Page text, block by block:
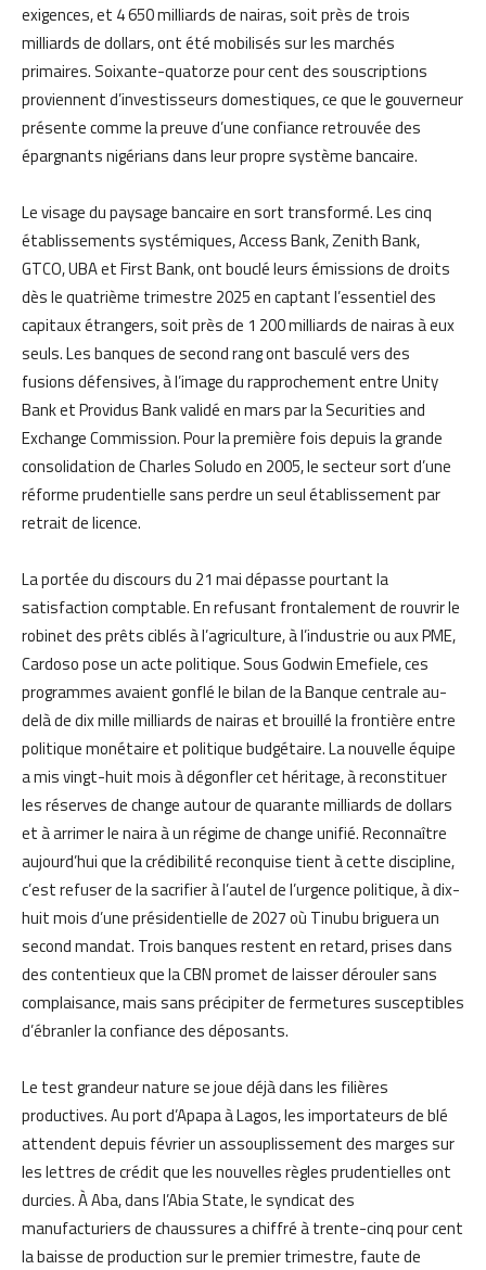
exigences, et 4 650 milliards de nairas, soit près de trois
milliards de dollars, ont été mobilisés sur les marchés
primaires. Soixante-quatorze pour cent des souscriptions
proviennent d’investisseurs domestiques, ce que le gouverneur
présente comme la preuve d’une confiance retrouvée des
épargnants nigérians dans leur propre système bancaire.
Le visage du paysage bancaire en sort transformé. Les cinq
établissements systémiques, Access Bank, Zenith Bank,
GTCO, UBA et First Bank, ont bouclé leurs émissions de droits
dès le quatrième trimestre 2025 en captant l’essentiel des
capitaux étrangers, soit près de 1 200 milliards de nairas à eux
seuls. Les banques de second rang ont basculé vers des
fusions défensives, à l’image du rapprochement entre Unity
Bank et Providus Bank validé en mars par la Securities and
Exchange Commission. Pour la première fois depuis la grande
consolidation de Charles Soludo en 2005, le secteur sort d’une
réforme prudentielle sans perdre un seul établissement par
retrait de licence.
La portée du discours du 21 mai dépasse pourtant la
satisfaction comptable. En refusant frontalement de rouvrir le
robinet des prêts ciblés à l’agriculture, à l’industrie ou aux PME,
Cardoso pose un acte politique. Sous Godwin Emefiele, ces
programmes avaient gonflé le bilan de la Banque centrale au-
delà de dix mille milliards de nairas et brouillé la frontière entre
politique monétaire et politique budgétaire. La nouvelle équipe
a mis vingt-huit mois à dégonfler cet héritage, à reconstituer
les réserves de change autour de quarante milliards de dollars
et à arrimer le naira à un régime de change unifié. Reconnaître
aujourd’hui que la crédibilité reconquise tient à cette discipline,
c’est refuser de la sacrifier à l’autel de l’urgence politique, à dix-
huit mois d’une présidentielle de 2027 où Tinubu briguera un
second mandat. Trois banques restent en retard, prises dans
des contentieux que la CBN promet de laisser dérouler sans
complaisance, mais sans précipiter de fermetures susceptibles
d’ébranler la confiance des déposants.
Le test grandeur nature se joue déjà dans les filières
productives. Au port d’Apapa à Lagos, les importateurs de blé
attendent depuis février un assouplissement des marges sur
les lettres de crédit que les nouvelles règles prudentielles ont
durcies. À Aba, dans l’Abia State, le syndicat des
manufacturiers de chaussures a chiffré à trente-cinq pour cent
la baisse de production sur le premier trimestre, faute de